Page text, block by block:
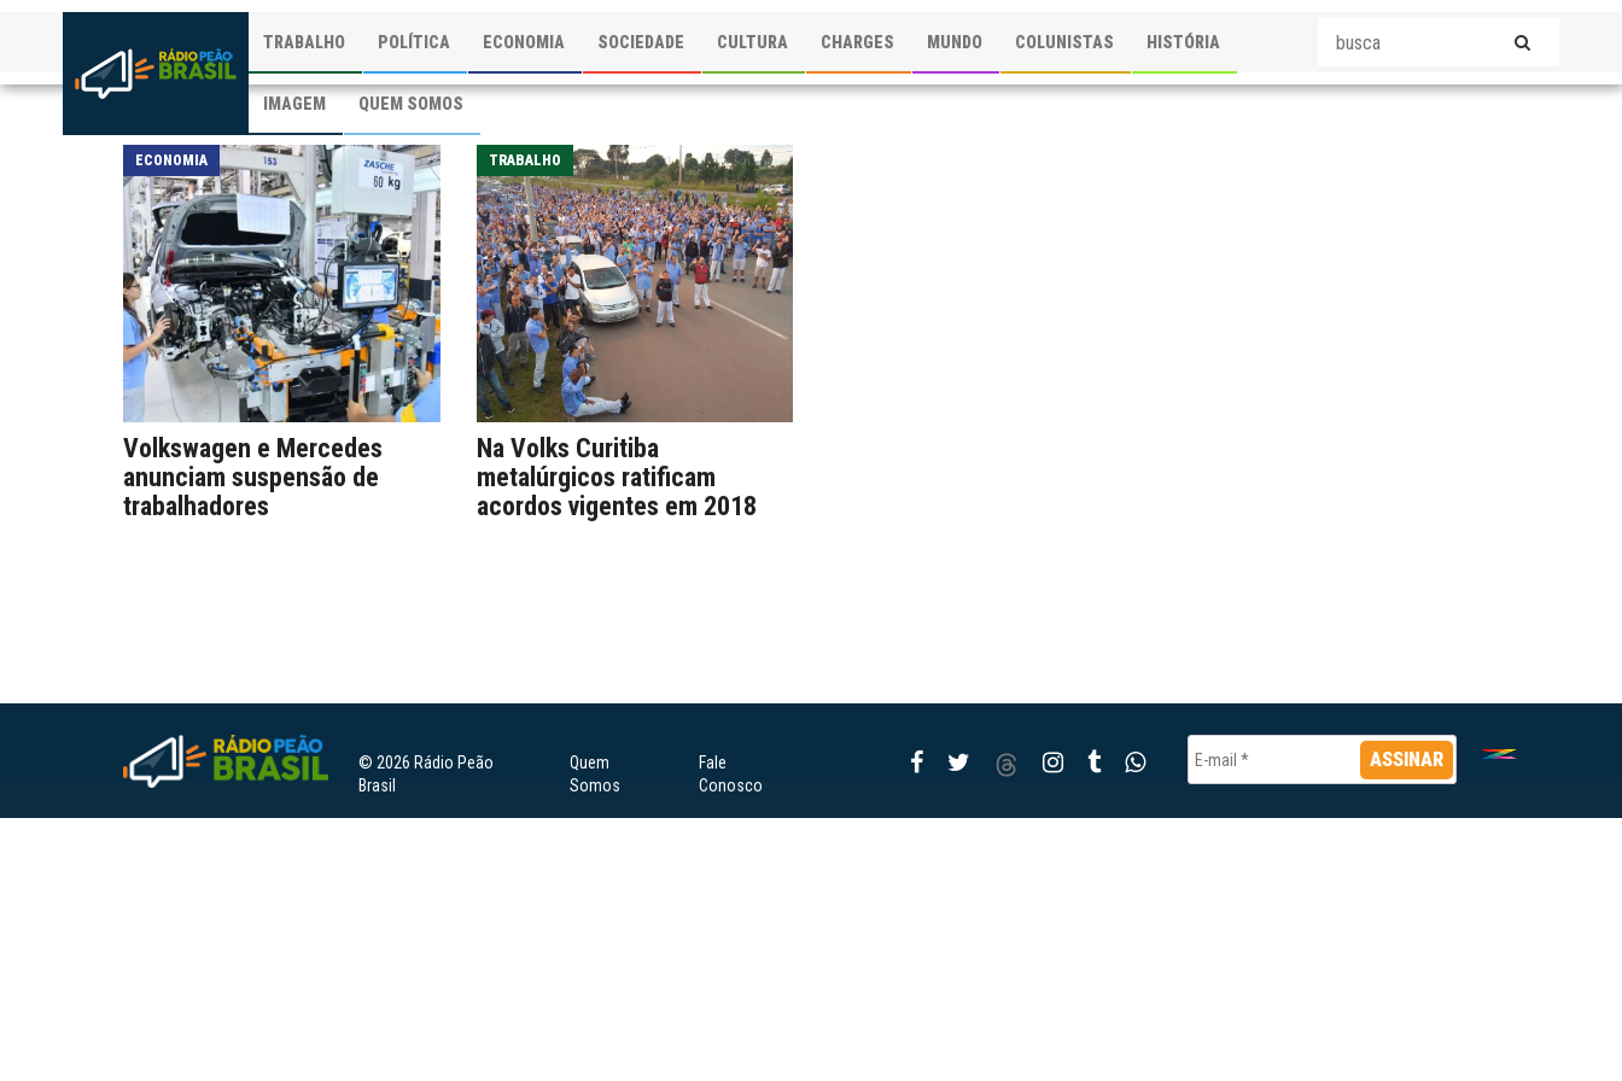
TRABALHO POLÍTICA ECONOMIA SOCIEDADE CULTURA CHARGES MUNDO COLUNISTAS HISTÓRIA
IMAGEM QUEM SOMOS
ECONOMIA
Volkswagen e Mercedes
anunciam suspensão de
trabalhadores
TRABALHO
Na Volks Curitiba
metalúrgicos ratificam
acordos vigentes em 2018
© 2026 Rádio Peão
Brasil
Quem
Somos
Fale
Conosco